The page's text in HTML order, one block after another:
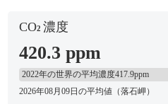
ただいまの環境指数
CO 濃度
420.3 ppm